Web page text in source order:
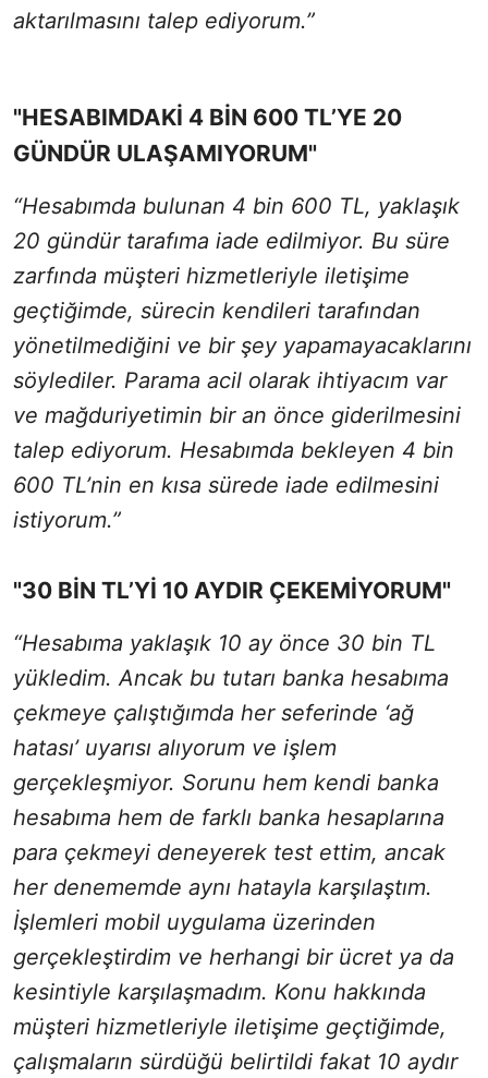
aktarılmasını talep ediyorum.”
"HESABIMDAKİ 4 BİN 600 TL’YE 20
GÜNDÜR ULAŞAMIYORUM"
“Hesabımda bulunan 4 bin 600 TL, yaklaşık
20 gündür tarafıma iade edilmiyor. Bu süre
zarfında müşteri hizmetleriyle iletişime
geçtiğimde, sürecin kendileri tarafından
yönetilmediğini ve bir şey yapamayacaklarını
söylediler. Parama acil olarak ihtiyacım var
ve mağduriyetimin bir an önce giderilmesini
talep ediyorum. Hesabımda bekleyen 4 bin
600 TL’nin en kısa sürede iade edilmesini
istiyorum.”
"30 BİN TL’Yİ 10 AYDIR ÇEKEMİYORUM"
“Hesabıma yaklaşık 10 ay önce 30 bin TL
yükledim. Ancak bu tutarı banka hesabıma
çekmeye çalıştığımda her seferinde ‘ağ
hatası’ uyarısı alıyorum ve işlem
gerçekleşmiyor. Sorunu hem kendi banka
hesabıma hem de farklı banka hesaplarına
para çekmeyi deneyerek test ettim, ancak
her denememde aynı hatayla karşılaştım.
İşlemleri mobil uygulama üzerinden
gerçekleştirdim ve herhangi bir ücret ya da
kesintiyle karşılaşmadım. Konu hakkında
müşteri hizmetleriyle iletişime geçtiğimde,
çalışmaların sürdüğü belirtildi fakat 10 aydır